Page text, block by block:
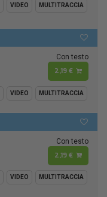
VIDEO MULTITRACCIA
Con testo
2,19 €
VIDEO MULTITRACCIA
Con testo
2,19 €
VIDEO MULTITRACCIA